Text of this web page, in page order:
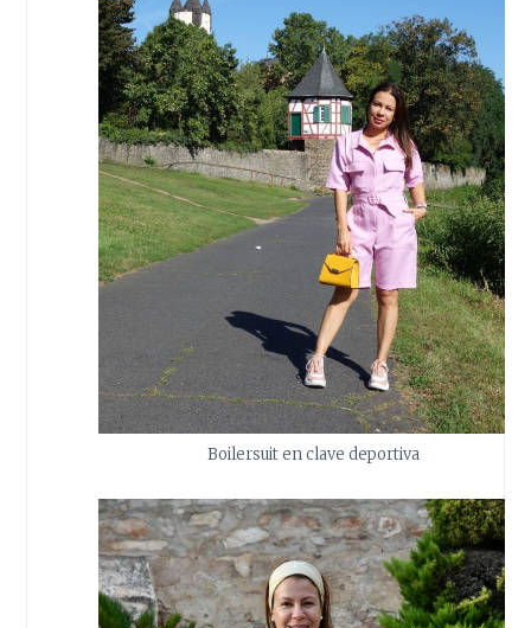
Boilersuit en clave deportiva